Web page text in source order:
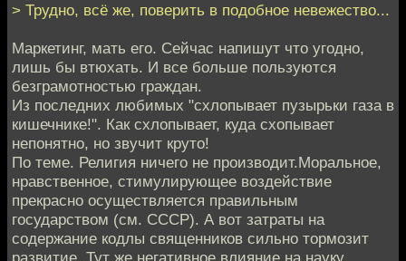
> Трудно, всё же, поверить в подобное невежество...
Маркетинг, мать его. Сейчас напишут что угодно,
лишь бы втюхать. И все больше пользуются
безграмотностью граждан.
Из последних любимых "схлопывает пузырьки газа в
кишечнике!". Как схлопывает, куда схопывает
непонятно, но звучит круто!
По теме. Религия ничего не производит.Моральное,
нравственное, стимулирующее воздействие
прекрасно осуществляется правильным
государством (см. СССР). А вот затраты на
содержание кодлы священников сильно тормозит